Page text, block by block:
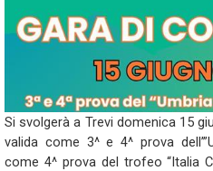
Si svolgerà a Trevi domenica 15
valida come 3^ e 4^ prova
come 4^ prova del trofeo “Italia